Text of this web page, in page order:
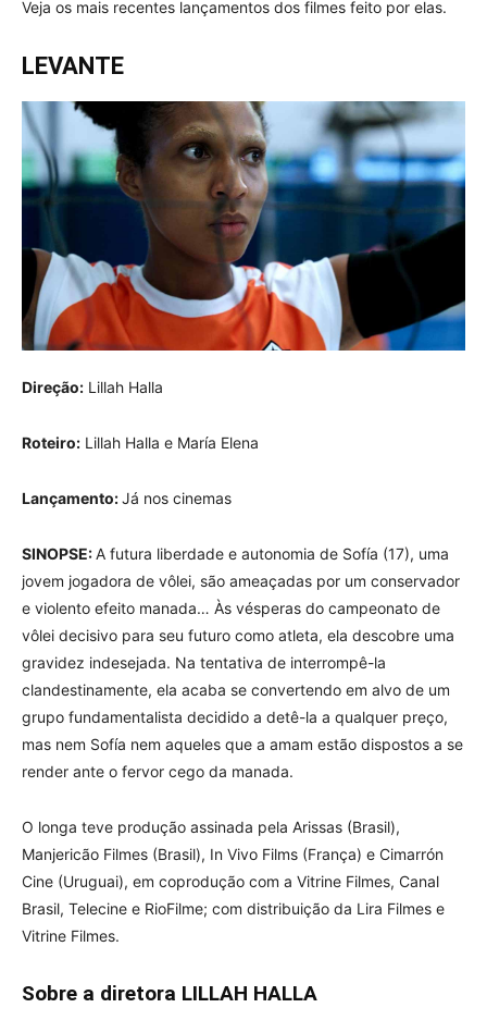
Veja os mais recentes lançamentos dos filmes feito por elas.
LEVANTE
Direção: Lillah Halla
Roteiro: Lillah Halla e María Elena
Lançamento:Já nos cinemas
SINOPSE:A futura liberdade e autonomia de Sofía (17), uma
jovem jogadora de vôlei, são ameaçadas por um conservador
e violento efeito manada… Às vésperas do campeonato de
vôlei decisivo para seu futuro como atleta, ela descobre uma
gravidez indesejada. Na tentativa de interrompê-la
clandestinamente, ela acaba se convertendo em alvo de um
grupo fundamentalista decidido a detê-la a qualquer preço,
mas nem Sofía nem aqueles que a amam estão dispostos a se
render ante o fervor cego da manada.
O longa teve produção assinada pela Arissas (Brasil),
Manjericão Filmes (Brasil), In Vivo Films (França) e Cimarrón
Cine (Uruguai), em coprodução com a Vitrine Filmes, Canal
Brasil, Telecine e RioFilme; com distribuição da Lira Filmes e
Vitrine Filmes.
Sobre a diretora LILLAH HALLA